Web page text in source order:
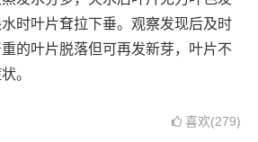
时叶片耷拉下垂。观察发现后及时
的叶片脱落但可再发新芽，叶片不
。
喜欢(279)